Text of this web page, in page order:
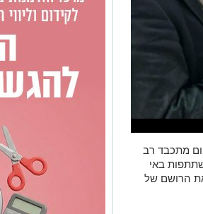
מתכבד רב
באי
הרושם של